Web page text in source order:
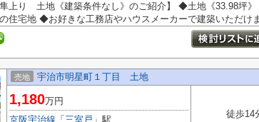
隼上り 土地《建築条件なし》のご紹介】 ◆土地《33.98坪
住宅地 ◆お好きな工務店やハウスメーカーで建築いただけ
売地 宇治市明星町１丁目 土地
1,180万円
京阪宇治線 「 三室戸 」駅
徒歩14